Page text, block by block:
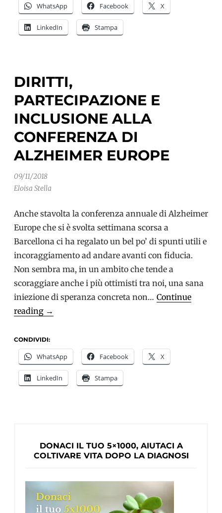
WhatsApp Facebook X
LinkedIn Stampa
DIRITTI,
PARTECIPAZIONE E
INCLUSIONE ALLA
CONFERENZA DI
ALZHEIMER EUROPE
09/11/2018
Eloisa Stella
Anche stavolta la conferenza annuale di Alzheimer
Europe che si è svolta settimana scorsa a
Barcellona ci ha regalato un bel po’ di spunti utili e
incoraggiamento ad andare avanti con fiducia.
Non sembra ma, in un ambito che tende a
scoraggiare anche i più ottimisti tra noi, una sana
iniezione di speranza concreta non… Continue
reading Diritti,
e
inclusione
alla
Conferenza
→
CONDIVIDI:
WhatsApp Facebook X
LinkedIn Stampa
DONACI IL TUO 5×1000, AIUTACI A
COLTIVARE VITA DOPO LA DIAGNOSI